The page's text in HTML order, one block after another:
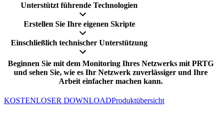
Unterstützt führende Technologien
Erstellen Sie Ihre eigenen Skripte
Einschließlich technischer Unterstützung
Beginnen Sie mit dem Monitoring Ihres Netzwerks mit PRTG
und sehen Sie, wie es Ihr Netzwerk zuverlässiger und Ihre
Arbeit einfacher machen kann.
KOSTENLOSER DOWNLOADProduktübersicht